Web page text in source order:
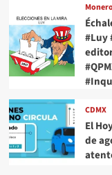
#Luy
CDMX
El
de